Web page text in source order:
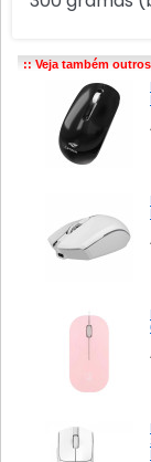
:: Veja também